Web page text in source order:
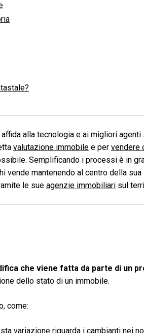
alla tecnologia e ai migliori agenti
valutazione immobile e per vendere
Semplificando i processi è in
vende mantenendo al centro della sua
le sue agenzie immobiliari sul
che viene fatta da parte di un
dello stato di un immobile.
come:
variazione riguarda i cambianti nei